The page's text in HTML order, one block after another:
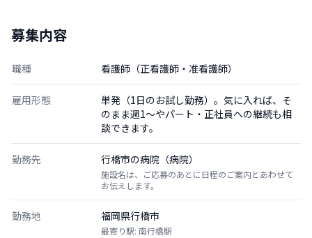
募集内容
職種 看護師（正看護師・准看護師）
雇用形態
単発（1日のお試し勤務）。気に入れば、そ
のまま週1〜やパート・正社員への継続も相
談できます。
勤務先 行橋市の病院（病院）
施設名は、ご応募のあとに日程のご案内とあわせて
お伝えします。
勤務地 福岡県行橋市
最寄り駅: 南行橋駅